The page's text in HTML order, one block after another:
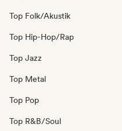
Top Folk/Akustik
Top Hip-Hop/Rap
Top Jazz
Top Metal
Top Pop
Top R&B/Soul